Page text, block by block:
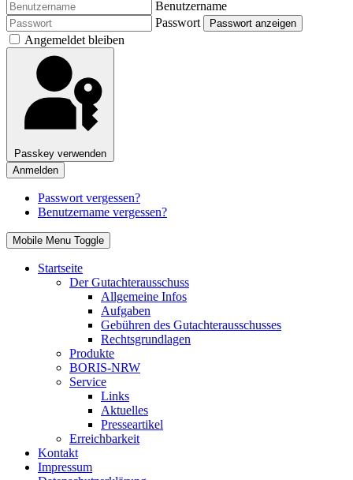
Benutzername
Passwort
Passwort anzeigen
Angemeldet bleiben
Passkey verwenden
Anmelden
Passwort vergessen?
Benutzername vergessen?
Mobile Menu Toggle
Startseite
Der Gutachterausschuss
Allgemeine Infos
Aufgaben
Gebühren des Gutachterausschusses
Rechtsgrundlagen
Produkte
BORIS-NRW
Service
Links
Aktuelles
Presseartikel
Erreichbarkeit
Kontakt
Impressum